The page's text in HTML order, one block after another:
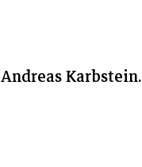
Andreas Karbstein.